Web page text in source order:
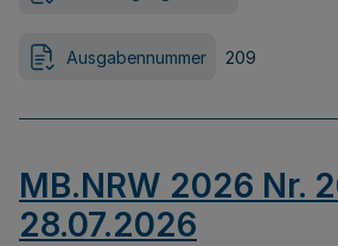
Ausgabennummer 209
MB.NRW 2026 Nr.
28.07.2026